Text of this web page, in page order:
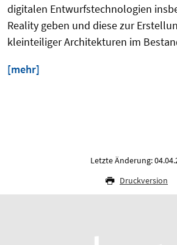
digitalen Entwurfstechnologien
Reality geben und diese zur
kleinteiliger Architekturen im
[mehr]
Letzte Änderung:
Druckversion